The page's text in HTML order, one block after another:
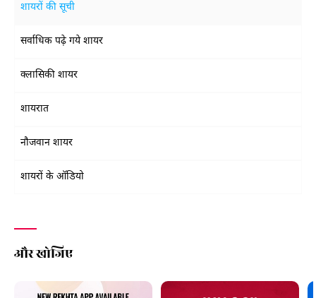
शायरों की सूची
सर्वाधिक पढ़े गये शायर
क्लासिकी शायर
शायरात
नौजवान शायर
शायरों के ऑडियो
और खोजिए